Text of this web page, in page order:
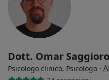
Dott. Omar Saggioro
Psicologo clinico, Psicologo ·